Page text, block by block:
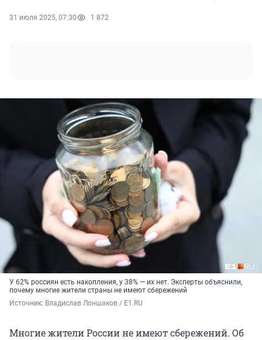
31 июля 2025, 07:30 1 872
У 62% россиян есть накопления, у 38% — их нет. Эксперты объяснили,
почему многие жители страны не имеют сбережений
Источник: Владислав Лоншаков / E1.RU
Многие жители России не имеют сбережений. Об